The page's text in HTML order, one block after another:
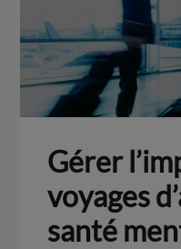
Gérer
voyages
santé